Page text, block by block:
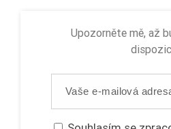
Upozorněte mě, až